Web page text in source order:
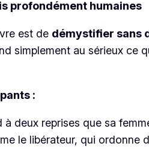
profondément humaines
est de démystifier sans
simplement au sérieux
:
à deux reprises que sa
le libérateur, qui ordonne